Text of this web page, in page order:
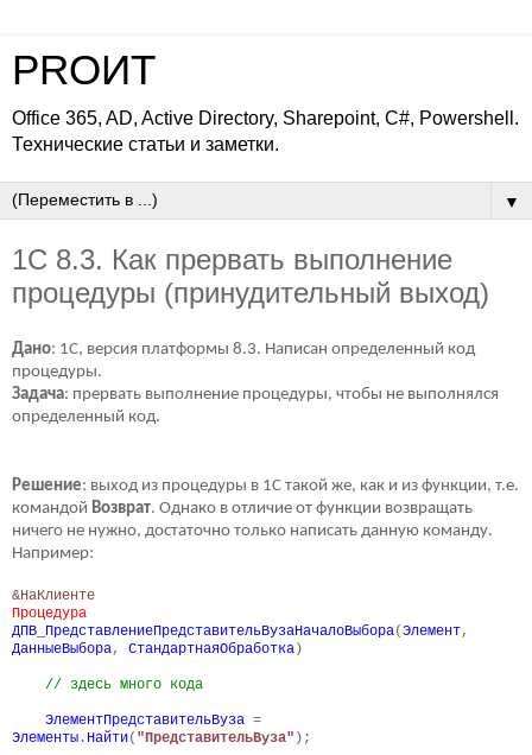
PROИТ
Office 365, AD, Active Directory, Sharepoint, C#, Powershell.
Технические статьи и заметки.
▼
1С 8.3. Как прервать выполнение
процедуры (принудительный выход)
Дано: 1С, версия платформы 8.3. Написан определенный код
процедуры.
Задача: прервать выполнение процедуры, чтобы не выполнялся
определенный код.
Решение: выход из процедуры в 1С такой же, как и из функции, т.е.
командой Возврат. Однако в отличие от функции возвращать
ничего не нужно, достаточно только написать данную команду.
Например:
&НаКлиенте
Процедура
ДПВ_ПредставлениеПредставительВузаНачалоВыбора(Элемент,
ДанныеВыбора, СтандартнаяОбработка)
// здесь много кода
ЭлементПредставительВуза =
Элементы . Найти( "ПредставительВуза" );